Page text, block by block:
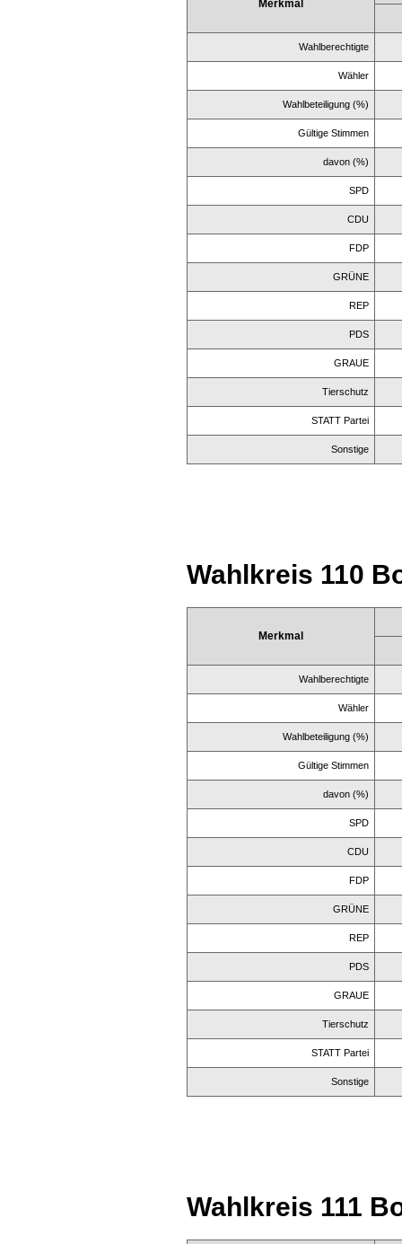
Merkmal
Wahlberechtigte
Wähler
Wahlbeteiligung (%)
Gültige Stimmen
davon (%)
SPD
CDU
FDP
GRÜNE
REP
PDS
GRAUE
Tierschutz
STATT Partei
Sonstige
Wahlkreis 110
Merkmal
Wahlberechtigte
Wähler
Wahlbeteiligung (%)
Gültige Stimmen
davon (%)
SPD
CDU
FDP
GRÜNE
REP
PDS
GRAUE
Tierschutz
STATT Partei
Sonstige
Wahlkreis 111